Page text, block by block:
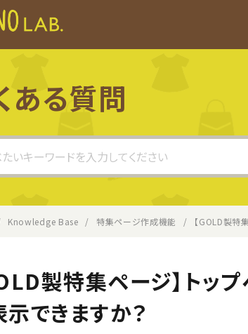
ある質問
Knowledge Base 特集ページ作成機能 【GOLD製特
製特集ページ】トッ
できますか？